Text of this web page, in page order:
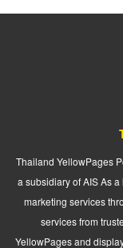
Thailand YellowPages
a subsidiary of AIS As
marketing services
services from
YellowPages and